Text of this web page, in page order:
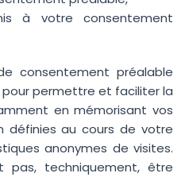
à votre consentement
consentement préalable
pour permettre et faciliter la
en mémorisant vos
définies au cours de votre
anonymes de visites.
pas, techniquement, être